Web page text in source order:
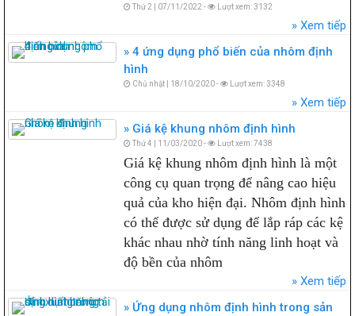
Thứ 2 | 07/11/2022 - Lượt xem: 3132
Xem tiếp
4 ứng dụng phổ biến của nhôm định
hình
Chủ nhật | 18/10/2020 - Lượt xem: 3348
Xem tiếp
Giá kệ khung nhôm định hình
Thứ 4 | 11/03/2020 - Lượt xem: 7438
Giá kệ khung nhôm định hình là một
công cụ quan trọng để nâng cao hiệu
quả của kho hiện đại. Nhôm định hình
có thể được sử dụng để lắp ráp các kệ
khác nhau nhờ tính năng linh hoạt và
độ bền của nhôm
Xem tiếp
Ứng dụng nhôm định hình trong sản